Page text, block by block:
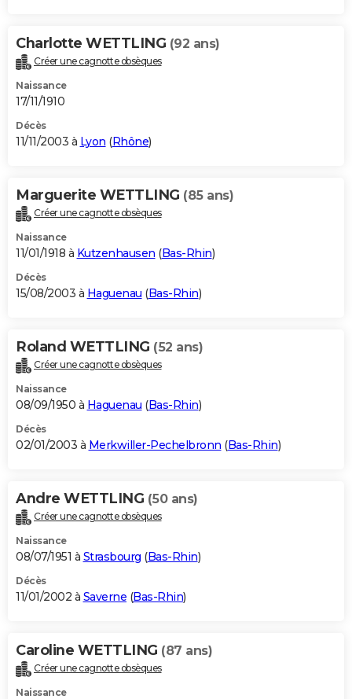
Charlotte WETTLING (92 ans)
Créer une cagnotte obsèques
Naissance
17/11/1910
Décès
11/11/2003 à Lyon (Rhône)
Marguerite WETTLING (85 ans)
Créer une cagnotte obsèques
Naissance
11/01/1918 à Kutzenhausen (Bas-Rhin)
Décès
15/08/2003 à Haguenau (Bas-Rhin)
Roland WETTLING (52 ans)
Créer une cagnotte obsèques
Naissance
08/09/1950 à Haguenau (Bas-Rhin)
Décès
02/01/2003 à Merkwiller-Pechelbronn (Bas-Rhin)
Andre WETTLING (50 ans)
Créer une cagnotte obsèques
Naissance
08/07/1951 à Strasbourg (Bas-Rhin)
Décès
11/01/2002 à Saverne (Bas-Rhin)
Caroline WETTLING (87 ans)
Créer une cagnotte obsèques
Naissance